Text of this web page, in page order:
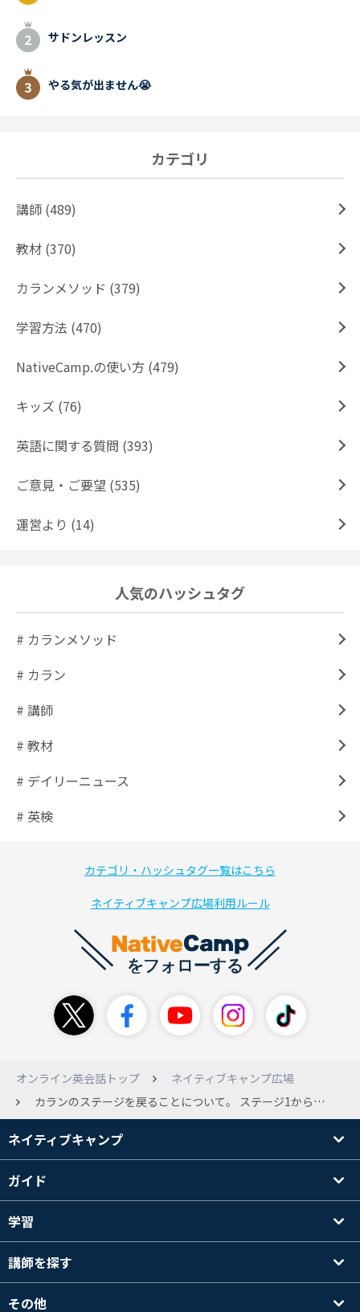
サドンレッスン
やる気が出ません😭
カテゴリ
講師 (489)
教材 (370)
カランメソッド (379)
学習方法 (470)
NativeCamp.の使い方 (479)
キッズ (76)
英語に関する質問 (393)
ご意見・ご要望 (535)
運営より (14)
人気のハッシュタグ
# カランメソッド
# カラン
# 講師
# 教材
# デイリーニュース
# 英検
カテゴリ・ハッシュタグ一覧はこちら
ネイティブキャンプ広場利用ルール
オンライン英会話トップ
ネイティブキャンプ広場
カランのステージを戻ることについて。 ステージ1から始めて11にはいりました。暗記は到底無理なので、先生のリードについてひたすらシャドウイングしています。ここに来て、文が長くなり、句動詞などもたくさん出てきて、復習しても復習しても、単語をなぞっているだけで自分の中に落ちていない感覚があります。そのため、レッスンの回数も数日に1回になりました。ひとつの目標としてステージ12を終えたいという強い思いをい持っています。でも、実際に話せるようになりたいだけなら、そんなにステージを進む必要はないということもネットには書かれていました。先日、ある先生から「カランは競争ではないですよ。途中でステージを戻った生徒さんもいますよ」と言われました。カランはステージを戻ることが可能です。ステージを戻ることについてのお考えや、もしも途中で戻られたかたがいらっしゃいましたら、お話を聞かせていただけたら嬉しいです。他の教材もあわせてレッスンしているので、リスニングも話すことも上達している手応えはあります。
ネイティブキャンプ
ガイド
学習
講師を探す
その他